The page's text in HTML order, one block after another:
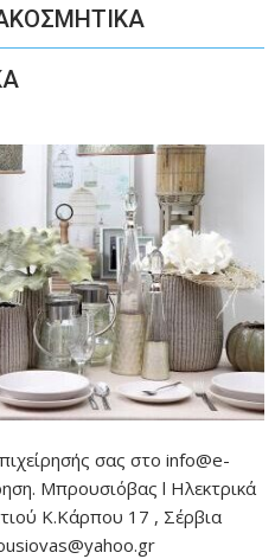
σας στο info@e-
Μπρουσιόβας l Ηλεκτρικά
Κ.Κάρπου 17 , Σέρβια